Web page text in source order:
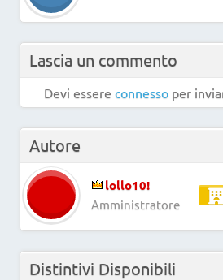
Lascia un commento
Devi essere connesso per
Autore
lollo10!
Amministratore
Distintivi Disponibili